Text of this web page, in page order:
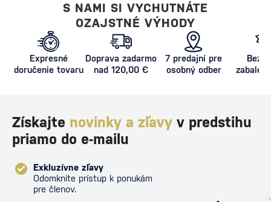
S NAMI SI VYCHUTNÁTE
OZAJSTNÉ VÝHODY
Expresné
doručenie tovaru
Doprava zadarmo
nad 120,00 €
7 predajní pre
osobný odber
Získajte novinky a zľavy v predstihu
priamo do e-mailu
Exkluzívne zľavy
Odomknite prístup k ponukám
pre členov.